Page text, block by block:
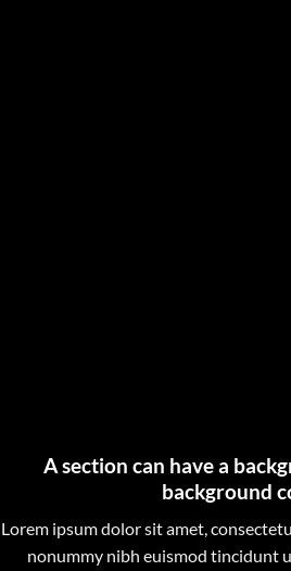
A section can have a
background
Lorem ipsum dolor sit amet,
nonummy nibh euismod tincidunt